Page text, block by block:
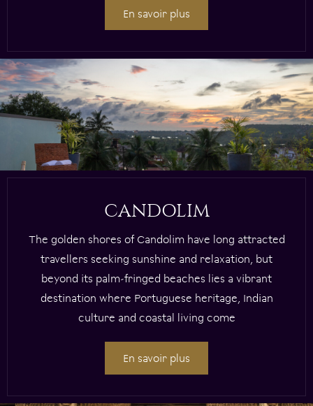
En savoir plus
CANDOLIM
The golden shores of Candolim have long attracted
travellers seeking sunshine and relaxation, but
beyond its palm-fringed beaches lies a vibrant
destination where Portuguese heritage, Indian
culture and coastal living come
En savoir plus